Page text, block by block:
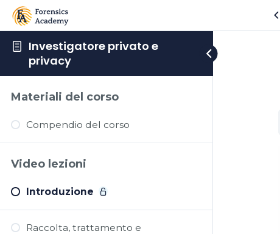
Investigatore privato e
privacy
Materiali del corso
Compendio del corso
Video lezioni
Introduzione
Raccolta, trattamento e